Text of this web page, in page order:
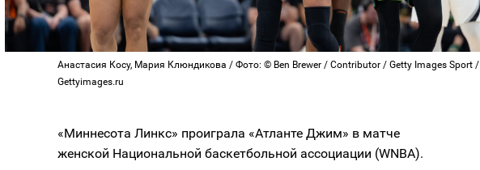
Анастасия Косу, Мария Клюндикова / Фото: © Ben Brewer / Contributor / Getty Images Sport /
Gettyimages.ru
«Миннесота Линкс» проиграла «Атланте Джим» в матче
женской Национальной баскетбольной ассоциации (WNBA).